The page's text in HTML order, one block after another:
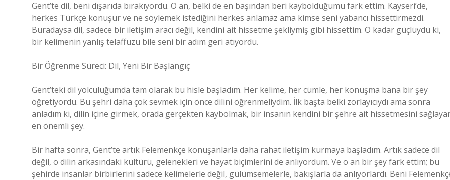
Gent’te dil, beni dışarıda bırakıyordu. O an, belki de en başından beri kaybolduğumu fark ettim. Kayseri’de,
herkes Türkçe konuşur ve ne söylemek istediğini herkes anlamaz ama kimse seni yabancı hissettirmezdi.
Buradaysa dil, sadece bir iletişim aracı değil, kendini ait hissetme şekliymiş gibi hissettim. O kadar güçlüydü ki,
bir kelimenin yanlış telaffuzu bile seni bir adım geri atıyordu.
Bir Öğrenme Süreci: Dil, Yeni Bir Başlangıç
Gent’teki dil yolculuğumda tam olarak bu hisle başladım. Her kelime, her cümle, her konuşma bana bir şey
öğretiyordu. Bu şehri daha çok sevmek için önce dilini öğrenmeliydim. İlk başta belki zorlayıcıydı ama sonra
anladım ki, dilin içine girmek, orada gerçekten kaybolmak, bir insanın kendini bir şehre ait hissetmesini
en önemli şey.
Bir hafta sonra, Gent’te artık Felemenkçe konuşanlarla daha rahat iletişim kurmaya başladım. Artık sadece dil
değil, o dilin arkasındaki kültürü, gelenekleri ve hayat biçimlerini de anlıyordum. Ve o an bir şey fark ettim; bu
şehirde insanlar birbirlerini sadece kelimelerle değil, gülümsemelerle, bakışlarla da anlıyorlardı. Beni